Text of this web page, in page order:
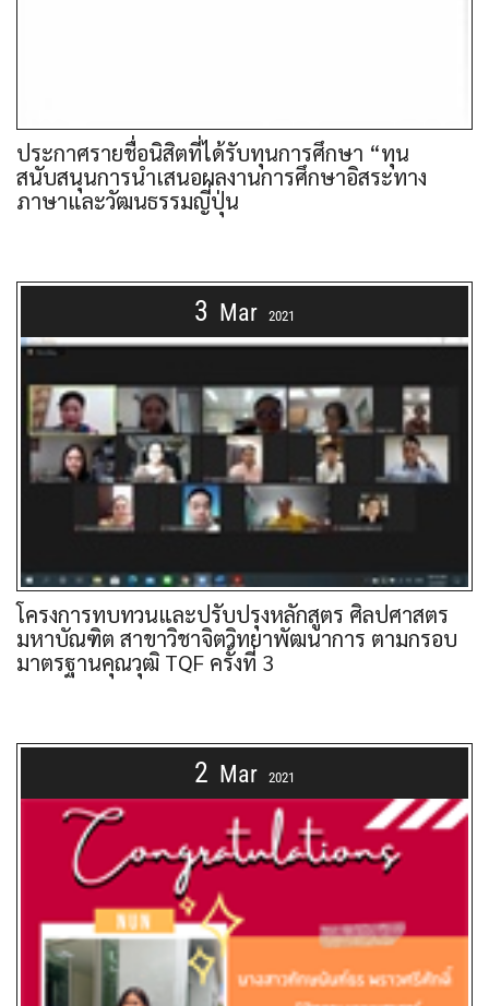
ประกาศรายชื่อนิสิตที่ได้รับทุนการศึกษา “ทุน
สนับสนุนการนำเสนอผลงานการศึกษาอิสระทาง
ภาษาและวัฒนธรรมญี่ปุ่น
3 Mar 2021
โครงการทบทวนและปรับปรุงหลักสูตร ศิลปศาสตร
มหาบัณฑิต สาขาวิชาจิตวิทยาพัฒนาการ ตามกรอบ
มาตรฐานคุณวุฒิ TQF ครั้งที่ 3
2 Mar 2021